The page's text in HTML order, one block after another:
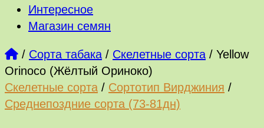
Интересное
Магазин семян
/ Сорта табака / Скелетные сорта / Yellow
Orinoco (Жёлтый Ориноко)
Скелетные сорта / Сортотип Вирджиния /
Среднепоздние сорта (73-81дн)